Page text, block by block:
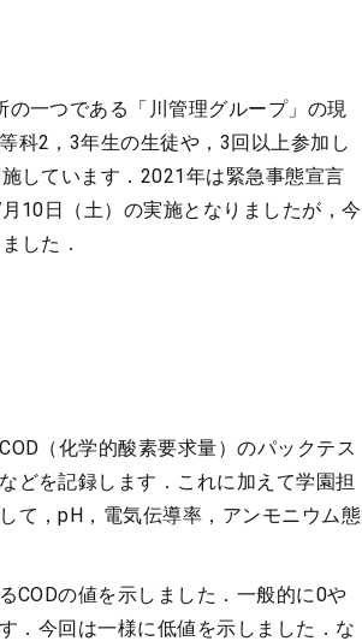
一つである「川管理グループ」の現
科2，3年生の生徒や，3回以上参加し
しています．2021年は緊急事態宣言
10日（土）の実施となりましたが，今
した．
（化学的酸素要求量）のパックテス
どを記録します．これに加えて学園担
て，pH，電気伝導率，アンモニウム態
CODの値を示しました．一般的に0や
．今回は一様に低値を示しました．な